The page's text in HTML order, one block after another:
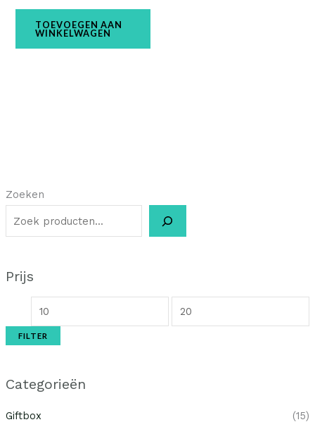
Zoeken
Prijs
FILTER
Categorieën
Giftbox
(15)
TOEVOEGEN AAN
WINKELWAGEN